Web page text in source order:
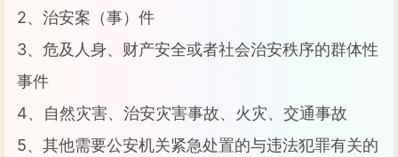
2、治安案（事）件
3、危及人身、财产安全或者社会治安秩序的群体性
事件
4、自然灾害、治安灾害事故、火灾、交通事故
5、其他需要公安机关紧急处置的与违法犯罪有关的